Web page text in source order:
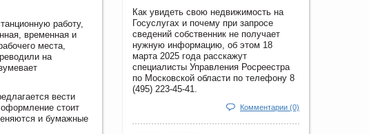
работу,
временная и
места,
на
вести
стоит
и бумажные
Как увидеть свою недвижимость на
Госуслугах и почему при запросе
сведений собственник не получает
нужную информацию, об этом 18
марта 2025 года расскажут
специалисты Управления Росреестра
по Московской области по телефону 8
(495) 223-45-41.
Комментарии (0)